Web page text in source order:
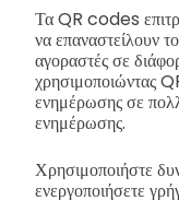
Τα QR codes
να επαναστείλουν
αγοραστές σε
χρησιμοποιώντας
ενημέρωσης σε
ενημέρωσης.
Χρησιμοποιήστε
ενεργοποιήσετε